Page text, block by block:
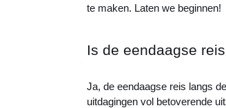
te maken. Laten we beginnen!
Is de eendaagse
Ja, de eendaagse reis langs
uitdagingen vol betoverende